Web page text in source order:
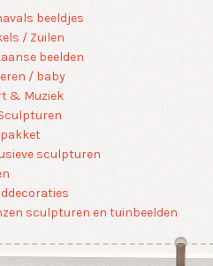
beeldjes
/ Zuilen
beelden
/ baby
& Muziek
sculpturen
sculpturen en tuinbeelden